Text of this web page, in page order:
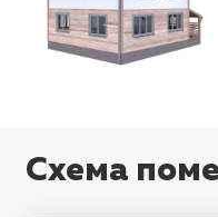
Схема